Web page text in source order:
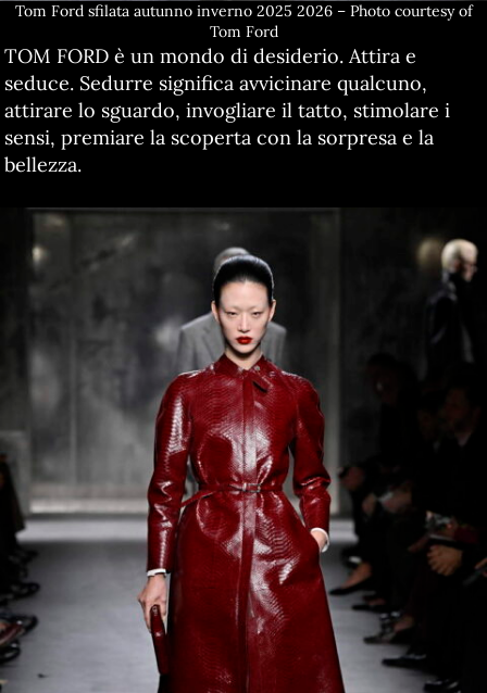
Tom Ford sfilata autunno inverno 2025 2026 – Photo courtesy of
Tom Ford
TOM FORD è un mondo di desiderio. Attira e
seduce. Sedurre significa avvicinare qualcuno,
attirare lo sguardo, invogliare il tatto, stimolare i
sensi, premiare la scoperta con la sorpresa e la
bellezza.